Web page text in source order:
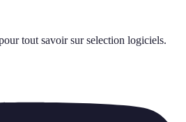
tout savoir sur selection logiciels.